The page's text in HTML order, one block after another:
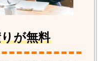
が無料